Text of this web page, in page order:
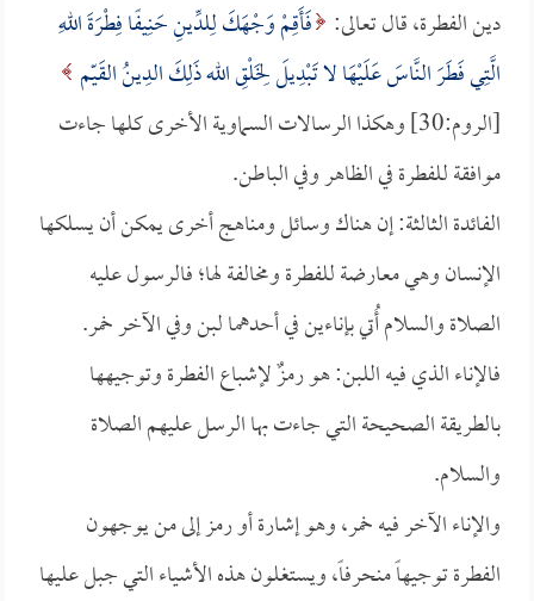
دين الفطرة، قال تعالى: فَأَقِمْ وَجْهَكَ لِلدِّينِ حَنِيفًا فِطْرَةَ اللهِ
الَّتِي فَطَرَ النَّاسَ عَلَيْهَا لا تَبْدِيلَ لِخَلْقِ الله ذَلِكَ الدِينُ القَيّم
[الروم:30] وهكذا الرسالات السماوية الأخرى كلها جاءت
موافقة للفطرة في الظاهر وفي الباطن.
الفائدة الثالثة: إن هناك وسائل ومناهج أخرى يمكن أن يسلكها
الإنسان وهي معارضة للفطرة ومخالفة لها؛ فالرسول عليه
الصلاة والسلام أُتي بإناءين في أحدهما لبن وفي الآخر خمر.
فالإناء الذي فيه اللبن: هو رمزٌ لإشباع الفطرة وتوجيهها
بالطريقة الصحيحة التي جاءت بها الرسل عليهم الصلاة
والسلام.
والإناء الآخر فيه خمر، وهو إشارة أو رمز إلى من يوجهون
الفطرة توجيهاً منحرفاً، ويستغلون هذه الأشياء التي جبل عليها